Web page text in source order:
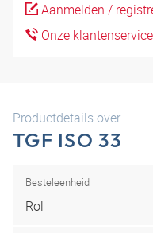
Aanmelden /
Onze
Productdetails over
TGF ISO 33
Besteleenheid
Rol